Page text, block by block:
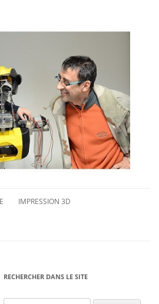
IMPRESSION 3D
NOS RÉALISATIONS EN 3D
IMPRESSION 3D DU NET
RECHERCHER DANS LE SITE